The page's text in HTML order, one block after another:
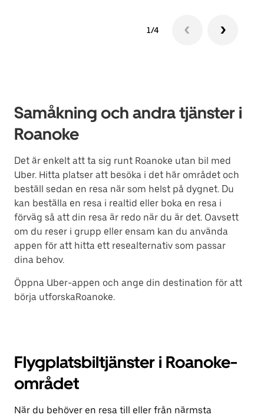
1/4
Samåkning och andra tjänster i
Roanoke
Det är enkelt att ta sig runt Roanoke utan bil med
Uber. Hitta platser att besöka i det här området och
beställ sedan en resa när som helst på dygnet. Du
kan beställa en resa i realtid eller boka en resa i
förväg så att din resa är redo när du är det. Oavsett
om du reser i grupp eller ensam kan du använda
appen för att hitta ett resealternativ som passar
dina behov.
Öppna Uber-appen och ange din destination för att
börja utforskaRoanoke.
Flygplatsbiltjänster i Roanoke-
området
När du behöver en resa till eller från närmsta